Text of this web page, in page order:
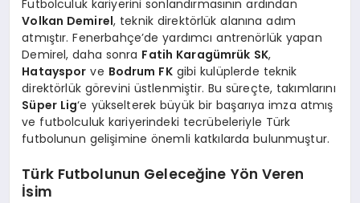
Futbolculuk kariyerini sonlandırmasının ardından
Volkan Demirel, teknik direktörlük alanına adım
atmıştır. Fenerbahçe’de yardımcı antrenörlük yapan
Demirel, daha sonra Fatih Karagümrük SK,
Hatayspor ve Bodrum FKgibi kulüplerde teknik
direktörlük görevini üstlenmiştir. Bu süreçte, takımlarını
Süper Lig‘e yükselterek büyük bir başarıya imza atmış
ve futbolculuk kariyerindeki tecrübeleriyle Türk
futbolunun gelişimine önemli katkılarda bulunmuştur.
Türk Futbolunun Geleceğine Yön Veren
İsim